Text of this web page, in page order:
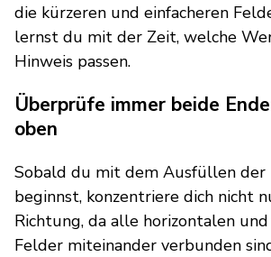
die kürzeren und einfacheren
lernst du mit der Zeit, welche
Hinweis passen.
Überprüfe immer beide
oben
Sobald du mit dem Ausfüllen der
beginnst, konzentriere dich nicht
Richtung, da alle horizontalen
Felder miteinander verbunden